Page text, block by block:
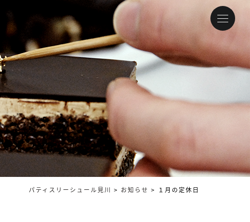
パティスリーシュール見川 > お知らせ > １月の定休日